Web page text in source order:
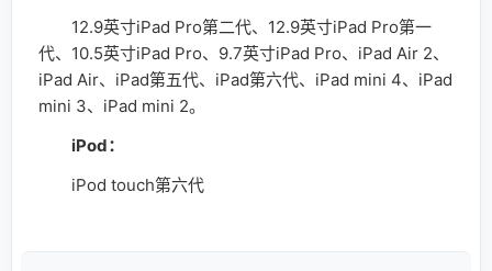
12.9英寸iPad Pro第二代、12.9英寸iPad Pro第一
代、10.5英寸iPad Pro、9.7英寸iPad Pro、iPad Air 2、
iPad Air、iPad第五代、iPad第六代、iPad mini 4、iPad
mini 3、iPad mini 2。
iPod：
iPod touch第六代